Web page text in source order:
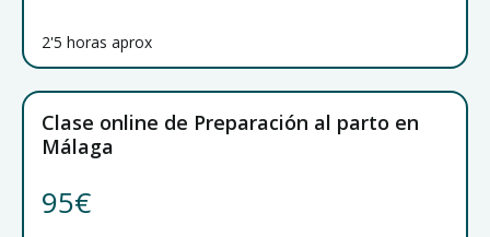
2'5 horas aprox
Clase online de Preparación al parto en
Málaga
95€